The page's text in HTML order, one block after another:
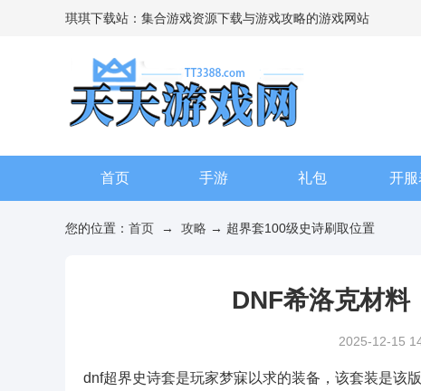
琪琪下载站：集合游戏资源下载与游戏攻略的游戏网站
首页 手游 礼包 开服
您的位置： 首页 → 攻略 → 超界套100级史诗刷取位置
DNF希洛克材料
2025-12-15
dnf超界史诗套是玩家梦寐以求的装备，该套装是该